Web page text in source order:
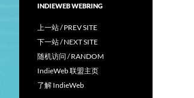
INDIEWEB WEBRING
上一站 / PREV SITE
下一站 / NEXT SITE
随机访问 / RANDOM
IndieWeb 联盟主页
了解 IndieWeb